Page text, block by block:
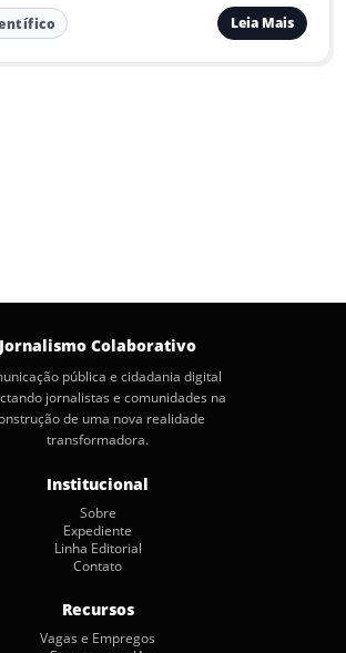
Leia Mais
Jornalismo Colaborativo
pública e cidadania digital
jornalistas e comunidades na
de uma nova realidade
transformadora.
Institucional
Sobre
Expediente
Linha Editorial
Contato
Recursos
Vagas e Empregos